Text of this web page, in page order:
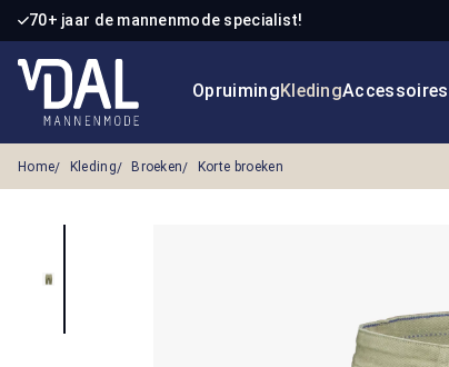
de hoofdinhoud
Ga naar de zoekopdracht
Ga naar de hoofdnavigatie
70+ jaar de mannenmode specialist!
OpruimingKledingAccessoires
Home Kleding Broeken Korte broeken